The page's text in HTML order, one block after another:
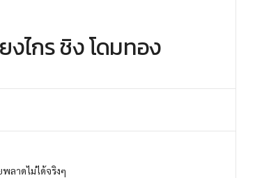
งไกร ชิง โดมทอง
ลาดไม่ได้จริงๆ